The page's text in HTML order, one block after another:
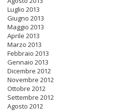
Luglio 2013
Giugno 2013
Maggio 2013
Aprile 2013
Marzo 2013
Febbraio 2013
Gennaio 2013
Dicembre 2012
Novembre 2012
Ottobre 2012
Settembre 2012
Agosto 2012